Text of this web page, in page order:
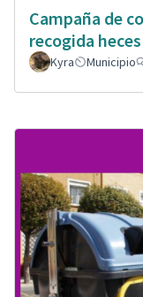
Campaña de
recogida
Kyra Municipio